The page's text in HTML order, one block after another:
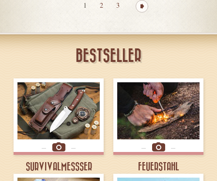
1 2 3
BESTSELLER
SURVIVALMESSSER FEUERSTAHL